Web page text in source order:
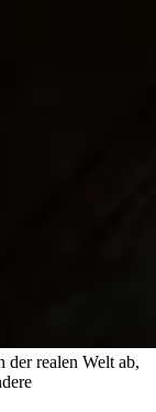
der realen Welt ab,